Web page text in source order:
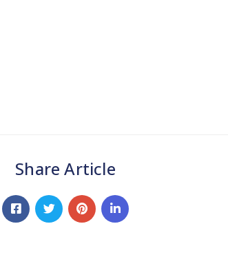
Share Article